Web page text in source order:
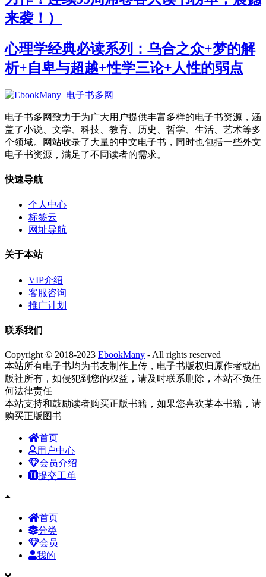
来袭！）
心理学经典必读系列：乌合之众+梦的解
析+自卑与超越+性学三论+人性的弱点
电子书多网致力于为广大用户提供丰富多样的电子书资源，涵
盖了小说、文学、科技、教育、历史、哲学、生活、艺术等多
个领域。网站收录了大量的中文电子书，同时也包括一些外文
电子书资源，满足了不同读者的需求。
快速导航
个人中心
标签云
网址导航
关于本站
VIP介绍
客服咨询
推广计划
联系我们
Copyright © 2018-2023 EbookMany - All rights reserved
本站所有电子书均为书友制作上传，电子书版权归原作者或出
版社所有，如侵犯到您的权益，请及时联系删除，本站不负任
何法律责任
本站支持和鼓励读者购买正版书籍，如果您喜欢某本书籍，请
购买正版图书
首页
用户中心
会员介绍
提交工单
首页
分类
会员
我的